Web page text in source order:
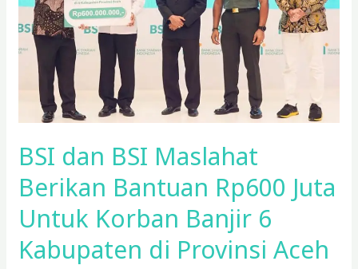
BSI dan BSI Maslahat
Berikan Bantuan Rp600 Juta
Untuk Korban Banjir 6
Kabupaten di Provinsi Aceh
Bantuan
Rp600
Juta
Untuk
Korban
Banjir
Kabupaten
di
Provinsi
Aceh